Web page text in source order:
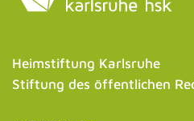
Heimstiftung Karlsruhe
Stiftung des öffentlichen